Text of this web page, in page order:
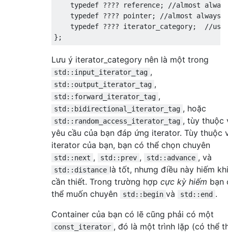
iterator & operator+=( size_type );
friend
iterator operator+(const
friend
iterator operator const
friend
difference_type operator -(
    reference
operator[](
};
contiguous_iterator :
};
//elements are stored contiguously in
typedef ???? reference;
//almost
typedef ???? pointer;
//almost always
typedef ???? iterator_category;
//
};
Lưu ý iterator_category nên là một trong
std::input_iterator_tag ,
std::output_iterator_tag ,
std::forward_iterator_tag ,
std::bidirectional_iterator_tag , hoặc
std::random_access_iterator_tag , tùy thuộc
yêu cầu của bạn đáp ứng iterator. Tùy thuộc
iterator của bạn, bạn có thể chọn chuyên
std::next , std::prev , std::advance , và
std::distance là tốt, nhưng điều này hiếm khi
cần thiết. Trong trường hợp cực kỳ hiếm bạn
thể muốn chuyên
std::begin và std::end .
Container của bạn có lẽ cũng phải có một
const_iterator , đó là một trình lặp (có thể